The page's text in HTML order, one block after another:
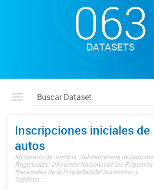
063
DATASETS
Inscripciones iniciales de
autos
Ministerio de Justicia. Subsecretaría de Asuntos
Registrales. Dirección Nacional de los Registros
Nacionales de la Propiedad del Automotor y
Créditos ...